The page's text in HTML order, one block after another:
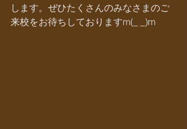
します。ぜひたくさんのみなさまのご
来校をお待ちしておりますm(_ _)m